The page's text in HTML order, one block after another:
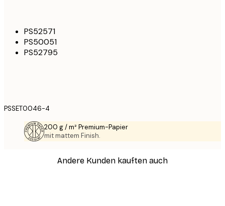
PS52571
PS50051
PS52795
PSSET0046-4
200 g / m² Premium-Papier
mit mattem Finish.
Andere Kunden kauften auch